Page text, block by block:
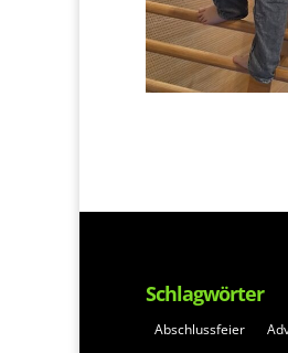
Schlagwörter
Abschlussfeier